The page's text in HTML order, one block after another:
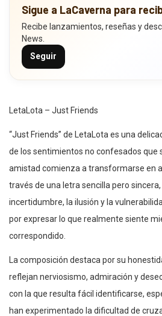
Sigue a LaCaverna para
Recibe lanzamientos, reseñas y
News.
Seguir
LetaLota – Just Friends
“Just Friends” de LetaLota es una
de los sentimientos no confesados que
amistad comienza a transformarse en
través de una letra sencilla pero
incertidumbre, la ilusión y la
por expresar lo que realmente siente
correspondido.
La composición destaca por su
reflejan nerviosismo, admiración y
con la que resulta fácil identificarse,
han experimentado la dificultad de